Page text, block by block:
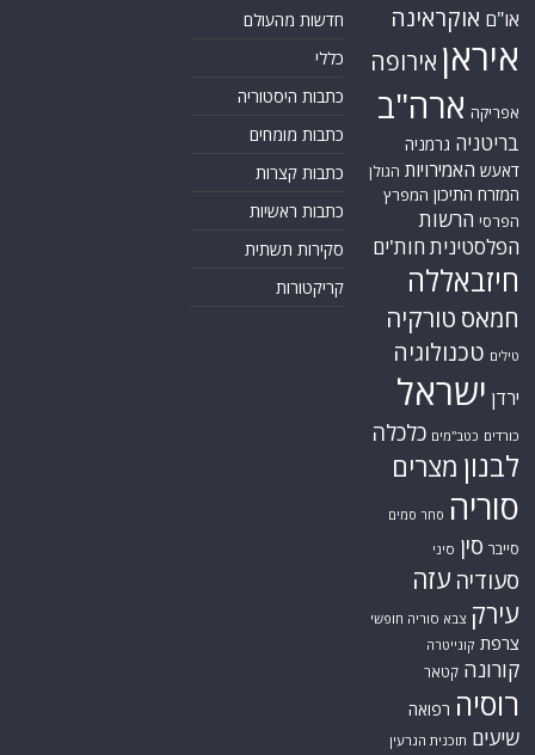
או"ם אוקראינה
איראן אירופה
אפריקה ארה"ב
בריטניה גרמניה
דאעש האמירויות הגולן
המזרח התיכון המפרץ
הפרסי הרשות
הפלסטיניתחות'ים
חיזבאללה
חמאס טורקיה
טילים טכנולוגיה
ירדן ישראל
כורדים כטב"מים כלכלה
לבנון מצרים
סוריה סחר סמים
סייבר סין סיני
סעודיה עזה
עירק צבא סוריה חופשי
צרפת קונייטרה
קורונה קטאר
רוסיה רפואה
שיעים תוכנית הגרעין
חדשות מהעולם
כללי
כתבות היסטוריה
כתבות מומחים
כתבות קצרות
כתבות ראשיות
סקירות תשתית
קריקטורות